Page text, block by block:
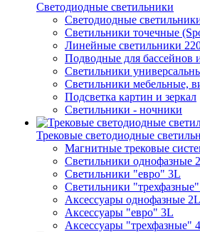
Светодиодные светильники
Светодиодные
Светильники точечные
Линейные светильники
Подводные для бассейнов
Светильники
Светильники мебельные,
Подсветка картин и зеркал
Светильники - ночники
Трековые светодиодные
Магнитные трековые
Светильники однофазные
Светильники "евро" 3L
Светильники
Аксессуары однофазные 2L
Аксессуары "евро" 3L
Аксессуары "трехфазные"